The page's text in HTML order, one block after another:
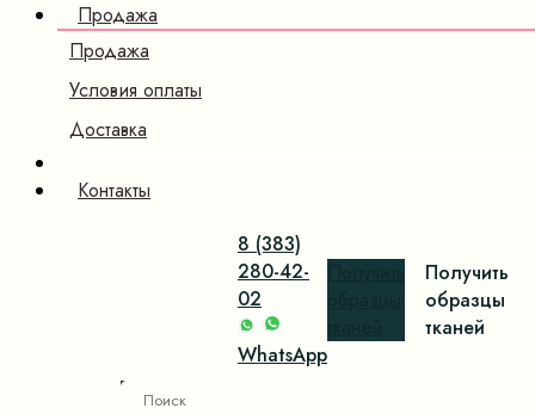
Продажа
Продажа
Условия оплаты
Доставка
Контакты
8 (383)
280-42-
02
WhatsApp
Получить
образцы
тканей